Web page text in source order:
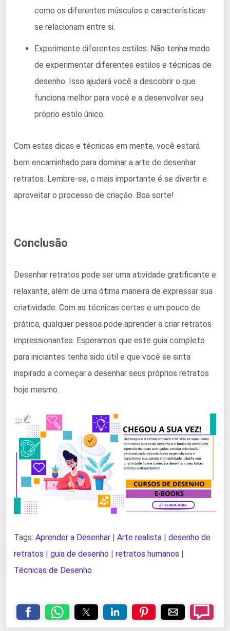
como os diferentes músculos e características
se relacionam entre si.
Experimente diferentes estilos: Não tenha medo
de experimentar diferentes estilos e técnicas de
desenho. Isso ajudará você a descobrir o que
funciona melhor para você e a desenvolver seu
próprio estilo único.
Com estas dicas e técnicas em mente, você estará
bem encaminhado para dominar a arte de desenhar
retratos. Lembre-se, o mais importante é se divertir e
aproveitar o processo de criação. Boa sorte!
Conclusão
Desenhar retratos pode ser uma atividade gratificante e
relaxante, além de uma ótima maneira de expressar sua
criatividade. Com as técnicas certas e um pouco de
prática, qualquer pessoa pode aprender a criar retratos
impressionantes. Esperamos que este guia completo
para iniciantes tenha sido útil e que você se sinta
inspirado a começar a desenhar seus próprios retratos
hoje mesmo.
Tags: Aprender a Desenhar Arte realista
desenho de
retratos
guia de desenho retratos humanos
Técnicas de Desenho